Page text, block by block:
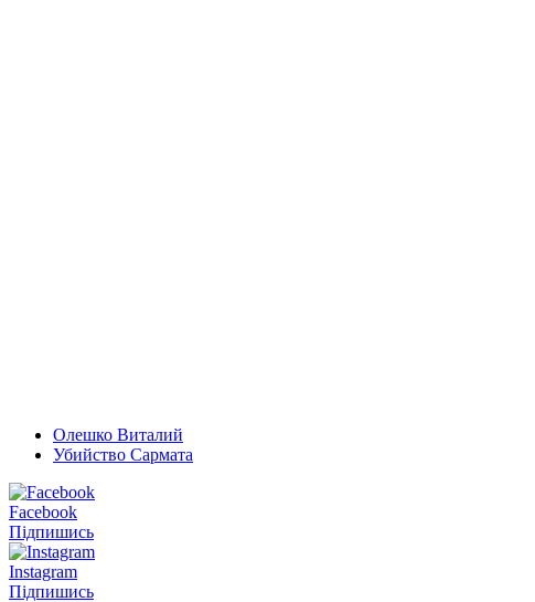
Олешко Виталий
Убийство Сармата
Facebook
Підпишись
Instagram
Підпишись